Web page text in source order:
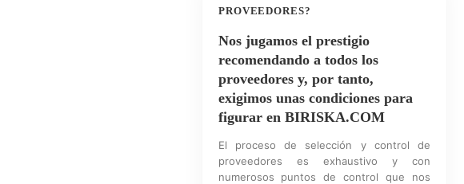
PROVEEDORES?
Nos jugamos el prestigio
recomendando a todos los
proveedores y, por tanto,
exigimos unas condiciones para
figurar en BIRISKA.COM
El proceso de selección y control de
proveedores es exhaustivo y con
numerosos puntos de control que nos